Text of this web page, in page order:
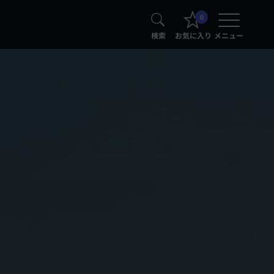
検索
0
お気に入り メニュー